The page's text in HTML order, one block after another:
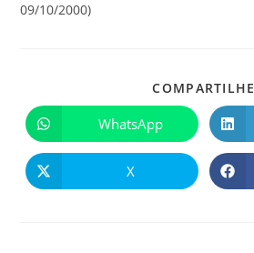
09/10/2000)
COMPARTILHE
WhatsApp
X